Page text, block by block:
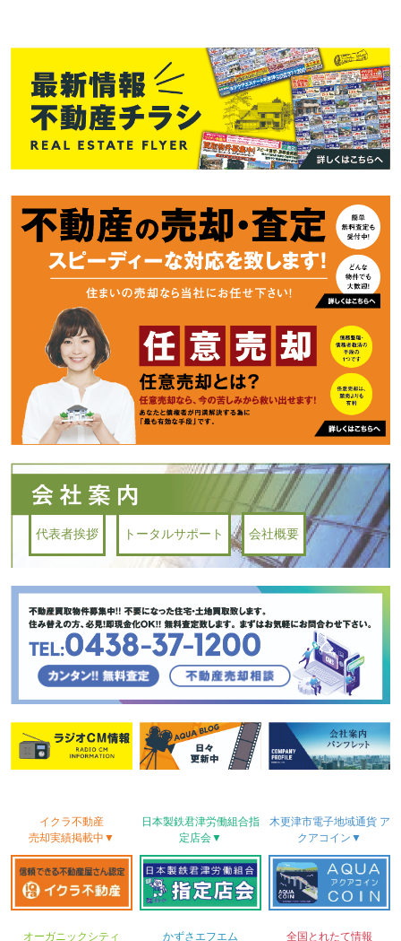
代表者挨拶 トータルサポート 会社概要
イクラ不動産
売却実績掲載中▼
日本製鉄君津労働組合指
定店会▼
木更津市電子地域通貨ア
クアコイン▼
オーガニックシティ かずさ エフエム 全国とれたて情報